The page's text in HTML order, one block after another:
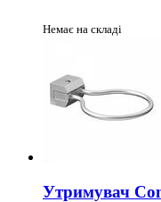
Немає на складі
Утримувач